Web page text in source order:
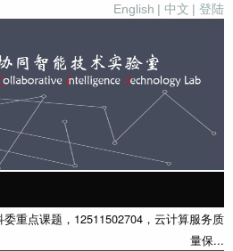
English | 中文 | 登陆
委重点课题，12511502704，云计算服务质
量保...